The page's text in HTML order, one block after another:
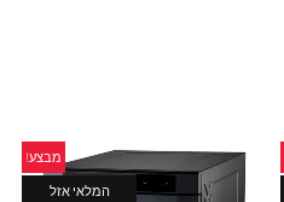
מבצע!
המלאי אזל